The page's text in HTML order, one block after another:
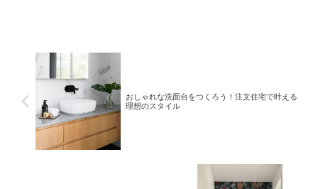
おしゃれな洗面台をつくろう！注文住宅で叶える
理想のスタイル